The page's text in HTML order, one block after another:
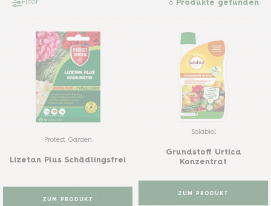
Filter 6 Produkte gefunden
Protect Garden
Lizetan Plus Schädlingsfrei
ZUM PRODUKT
Solabiol
Grundstoff Urtica
Konzentrat
ZUM PRODUKT